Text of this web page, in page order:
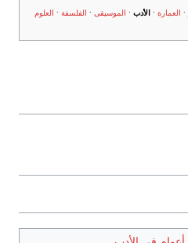
العمارة الأدب الموسيقى الفلسفة
العلوم